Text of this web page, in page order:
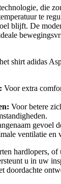
die
te
blijft. De
shirt adidas
Voor extra
Voor betere
gevoel
ventilatie en
hardlopers, of
u in uw
doordachte